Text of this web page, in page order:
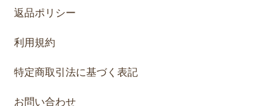
返品ポリシー
利用規約
特定商取引法に基づく表記
お問い合わせ